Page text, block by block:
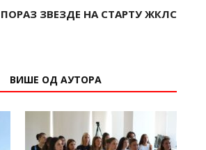
ПОРАЗ ЗВЕЗДЕ НА СТАРТУ ЖКЛС
ВИШЕ ОД АУТОРА